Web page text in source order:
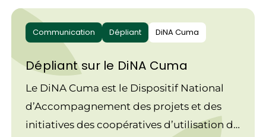
plaidoyers de la Fédération nationale des
Cuma.
Communication Dépliant DiNA Cuma
Dépliant sur le DiNA Cuma
Le DiNA Cuma est le Dispositif National
d’Accompagnement des projets et des
initiatives des coopératives d’utilisation de